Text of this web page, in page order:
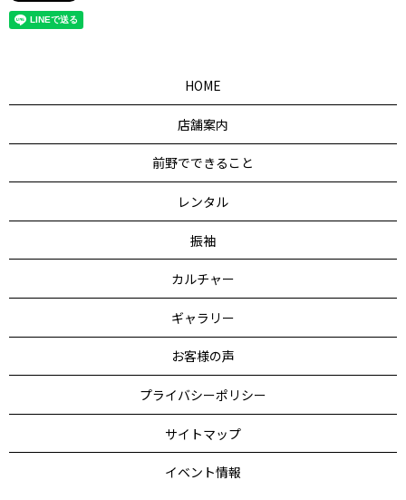
HOME
店舗案内
前野でできること
レンタル
振袖
カルチャー
ギャラリー
お客様の声
プライバシーポリシー
サイトマップ
イベント情報